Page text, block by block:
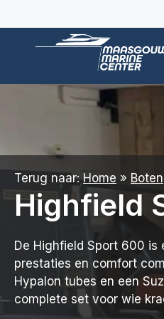
naar
Terug naar:Home » Boten
Highfield
De Highfield Sport 600 is
prestaties en comfort
Hypalon tubes en een
complete set voor wie